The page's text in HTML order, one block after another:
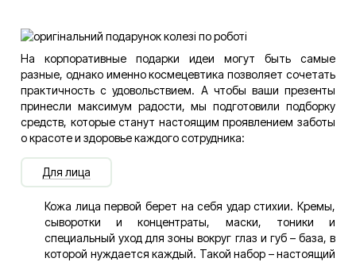
На корпоративные подарки идеи могут быть самые
разные, однако именно космецевтика позволяет сочетать
практичность с удовольствием. А чтобы ваши презенты
принесли максимум радости, мы подготовили подборку
средств, которые станут настоящим проявлением заботы
о красоте и здоровье каждого сотрудника:
Для лица
Кожа лица первой берет на себя удар стихии. Кремы,
сыворотки и концентраты, маски, тоники и
специальный уход для зоны вокруг глаз и губ – база, в
которой нуждается каждый. Такой набор – настоящий